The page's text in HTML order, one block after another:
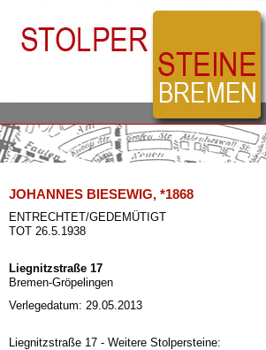
JOHANNES BIESEWIG, *1868
ENTRECHTET/GEDEMÜTIGT
TOT 26.5.1938
Liegnitzstraße 17
Bremen-Gröpelingen
Verlegedatum: 29.05.2013
Liegnitzstraße 17 - Weitere Stolpersteine: